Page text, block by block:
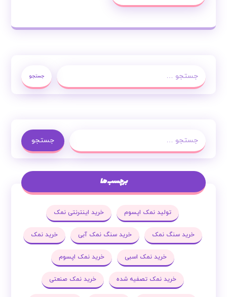
جستجو
جستجو
برچسب ها
تولید نمک اپسوم خرید اینترنتی نمک
خرید سنگ نمک خرید سنگ نمک آبی خرید نمک
خرید نمک اسبی خرید نمک اپسوم
خرید نمک تصفیه شده خرید نمک صنعتی